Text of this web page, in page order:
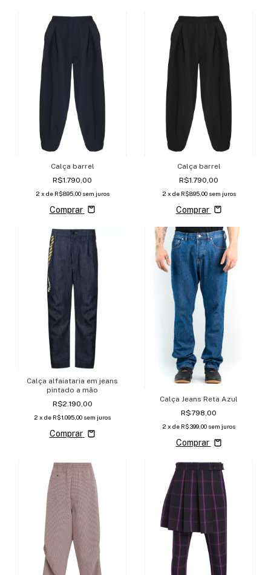
Calça barrel
R$1.790,00
2 x de R$895,00 sem juros
Comprar
Calça barrel
R$1.790,00
2 x de R$895,00 sem juros
Comprar
Calça alfaiataria em jeans
pintado a mão
R$2.190,00
2 x de R$1.095,00 sem juros
Comprar
Calça Jeans Reta Azul
R$798,00
2 x de R$399,00 sem juros
Comprar